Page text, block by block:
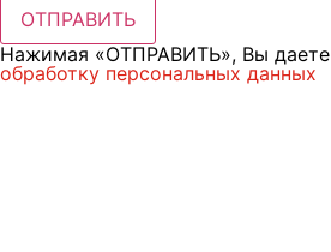
ОТПРАВИТЬ
Нажимая «ОТПРАВИТЬ», Вы даете
обработку персональных данных